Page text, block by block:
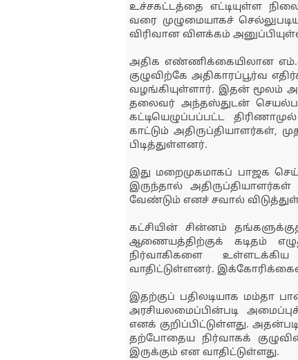
உச்சகட்டத்தை எட்டியுள்ள
வரை முழுமையாகச்
விரிவான விளக்கம்
அதிக எண்ணிக்கையிலான
குழுவிற்கே அதிகாரப்பூர்வ
வழங்கியுள்ளார். இதன் மூலம்
தலைவர் அந்தஸ்துடன்
கட்டியெழுப்பப்பட்ட
காட்டும்
பிடித்துள்ளனர்.
இது மறைமுகமாகப் பாஜக
இருந்தால்
வேண்டும் எனச் சவால்
கட்சியின் சின்னம்
ஆணையத்திற்குக் கடிதம்
நிர்வாகிகளை உள்ளடக்கிய
வாதிட்டுள்ளனர்.
இதற்குப் பதிலடியாக மம்தா
அரசியலமைப்பின்படி
எனக் குறிப்பிட்டுள்ளது.
தற்போதைய நிர்வாகக்
இருக்கும் என வாதிட்டுள்ளது.